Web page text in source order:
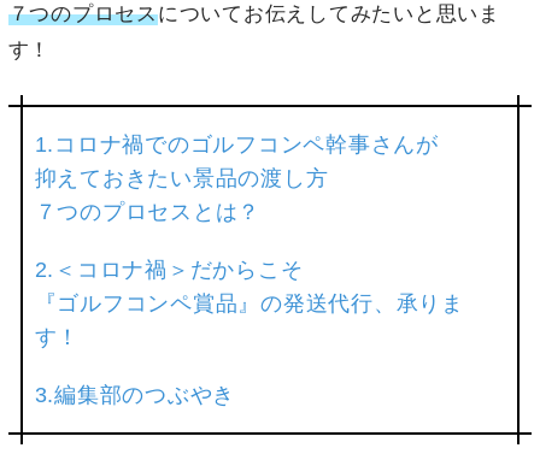
７つのプロセスについてお伝えしてみたいと思いま
す！
1.コロナ禍でのゴルフコンペ幹事さんが
抑えておきたい景品の渡し方
７つのプロセスとは？
2.＜コロナ禍＞だからこそ
『ゴルフコンペ賞品』の発送代行、承りま
す！
3.編集部のつぶやき